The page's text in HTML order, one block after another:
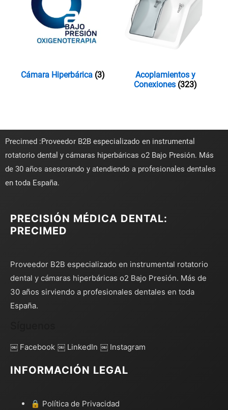
Cámara Hiperbárica (3)
Acoplamientos y
Conexiones (323)
Precimed :Proveedor B2B especializado en instrumental
rotatorio dental y cámaras hiperbáricas o2 Bajo Presión. Más
de 30 años asesorando y atendiendo a profesionales dentales
en toda España.
PRECISIÓN MÉDICA DENTAL:
PRECIMED
Proveedor B2B especializado en instrumental rotatorio
dental y cámaras hiperbáricas o2 Bajo Presión. Más de
30 años sirviendo a profesionales dentales en toda
España.
￼ Facebook ￼ LinkedIn ￼ Instagram
INFORMACIÓN LEGAL
🔒 Política de Privacidad